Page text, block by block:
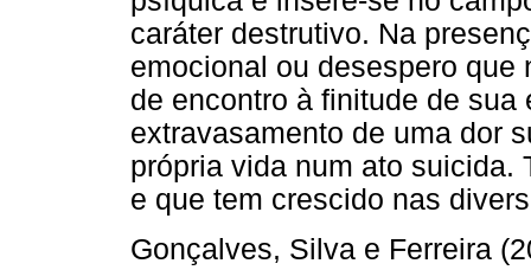
caráter destrutivo. Na
emocional ou desespero que
de encontro à finitude de
extravasamento de uma dor
própria vida num ato suicida.
e que tem crescido nas
Gonçalves, Silva e Ferreira